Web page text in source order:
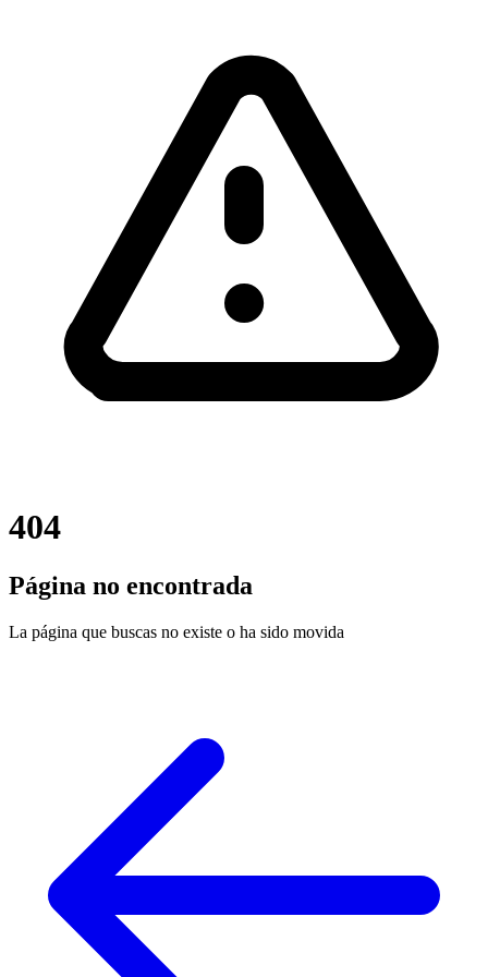
404
Página no encontrada
La página que buscas no existe o ha sido movida